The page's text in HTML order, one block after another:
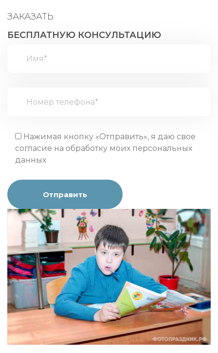
ЗАКАЗАТЬ
БЕСПЛАТНУЮ КОНСУЛЬТАЦИЮ
Нажимая кнопку «Отправить», я даю свое
согласие на обработку моих персональных
данных